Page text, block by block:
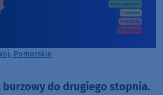
Pomorskie
burzowy do drugiego stopnia.